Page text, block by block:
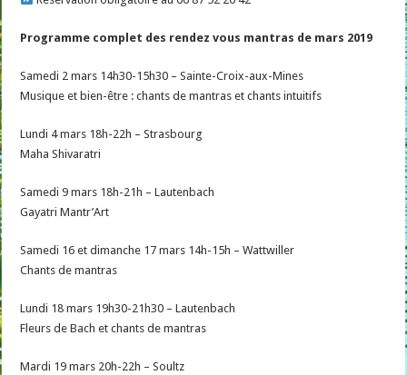
Programme complet des rendez vous mantras de mars 2019
Samedi 2 mars 14h30-15h30 – Sainte-Croix-aux-Mines
Musique et bien-être : chants de mantras et chants intuitifs
Lundi 4 mars 18h-22h – Strasbourg
Maha Shivaratri
Samedi 9 mars 18h-21h – Lautenbach
Gayatri Mantr’Art
Samedi 16 et dimanche 17 mars 14h-15h – Wattwiller
Chants de mantras
Lundi 18 mars 19h30-21h30 – Lautenbach
Fleurs de Bach et chants de mantras
Mardi 19 mars 20h-22h – Soultz